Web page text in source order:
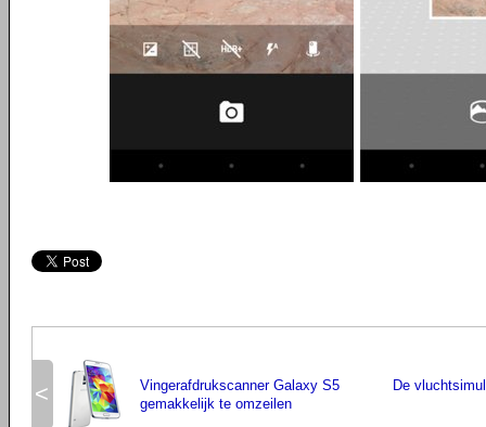
<
Vingerafdrukscanner Galaxy S5
gemakkelijk te omzeilen
De